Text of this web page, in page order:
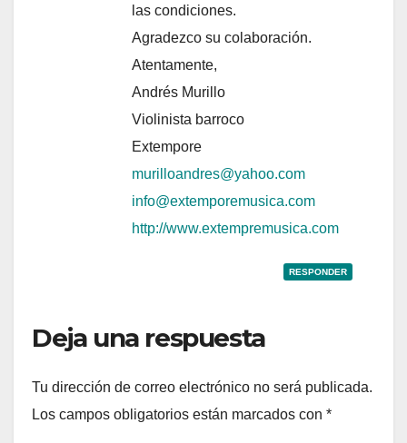
las condiciones.
Agradezco su colaboración.
Atentamente,
Andrés Murillo
Violinista barroco
Extempore
murilloandres@yahoo.com
info@extemporemusica.com
http://www.extempremusica.com
RESPONDER
Deja una respuesta
Tu dirección de correo electrónico no será publicada.
Los campos obligatorios están marcados con *